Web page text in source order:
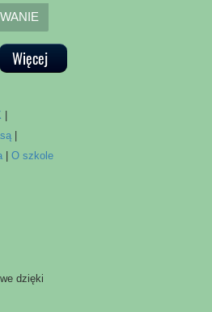
Więcej
|
| O szkole
dzięki